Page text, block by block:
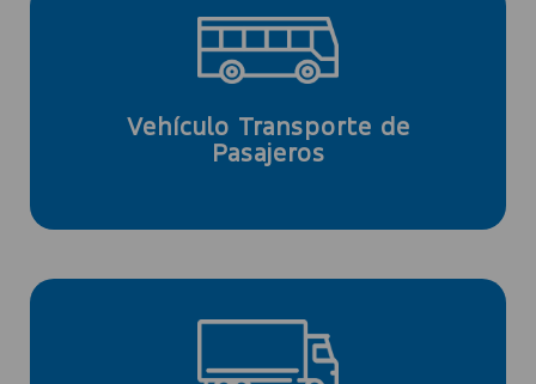
Vehículo Transporte de
Pasajeros
Cada 6 meses.
4 meses.
6 meses.